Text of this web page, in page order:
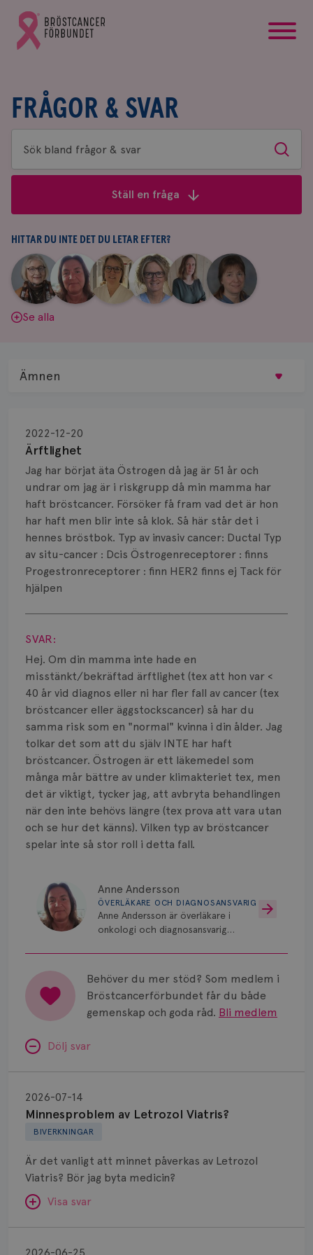
Gå
till
Bröstcancerförbundets
FRÅGOR & SVAR
Sök
bland
&
svar
Sök
Ställ en fråga
HITTAR DU INTE DET DU LETAR EFTER?
Aina
Johnsson
|
Anne
Andersson
Fredrika
Killander
|
Jeanette
Bäcklund
|
Maria
Edegran
|
Yvette
Andersson
Se alla
Ärftlighet
2022-12-20
Jag har börjat äta Östrogen då jag är 51 år och
undrar om jag är i riskgrupp då min mamma har
haft bröstcancer. Försöker få fram vad det är hon
har haft men blir inte så klok. Så här står det i
hennes bröstbok. Typ av invasiv cancer: Ductal Typ
av situ-cancer : Dcis Östrogenreceptorer : finns
Progestronreceptorer : finn HER2 finns ej Tack för
hjälpen
Visa svar
SVAR:
Hej. Om din mamma inte hade en
misstänkt/bekräftad ärftlighet (tex att hon var <
40 år vid diagnos eller ni har fler fall av cancer (tex
bröstcancer eller äggstockscancer) så har du
samma risk som en "normal" kvinna i din ålder. Jag
tolkar det som att du själv INTE har haft
bröstcancer. Östrogen är ett läkemedel som
många mår bättre av under klimakteriet tex, men
det är viktigt, tycker jag, att avbryta behandlingen
när den inte behövs längre (tex prova att vara utan
och se hur det känns). Vilken typ av bröstcancer
spelar inte så stor roll i detta fall.
Anne Andersson
ÖVERLÄKARE OCH DIAGNOSANSVARIG
Anne Andersson är överläkare i
onkologi och diagnosansvarig
Universitetssjukhus i Umeå.
Behöver du mer stöd? Som medlem i
Bröstcancerförbundet får du både
gemenskap och goda råd. Bli medlem
Dölj svar
BIVERKNINGAR
Minnesproblem av Letrozol Viatris?
2026-07-14
Är det vanligt att minnet påverkas av Letrozol
Viatris? Bör jag byta medicin?
Visa svar
Letrozol
Viatris?
kring
Ämnen
Biopsi
Biverkningar
Bröstvårta
Knöl
Läkemedel
Typ av bröstcancer
Prognos
Risker
Spridd bröstcancer
Strålning
Vätska